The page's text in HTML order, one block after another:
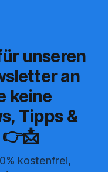
unseren
an
keine
Tipps &
kostenfrei,